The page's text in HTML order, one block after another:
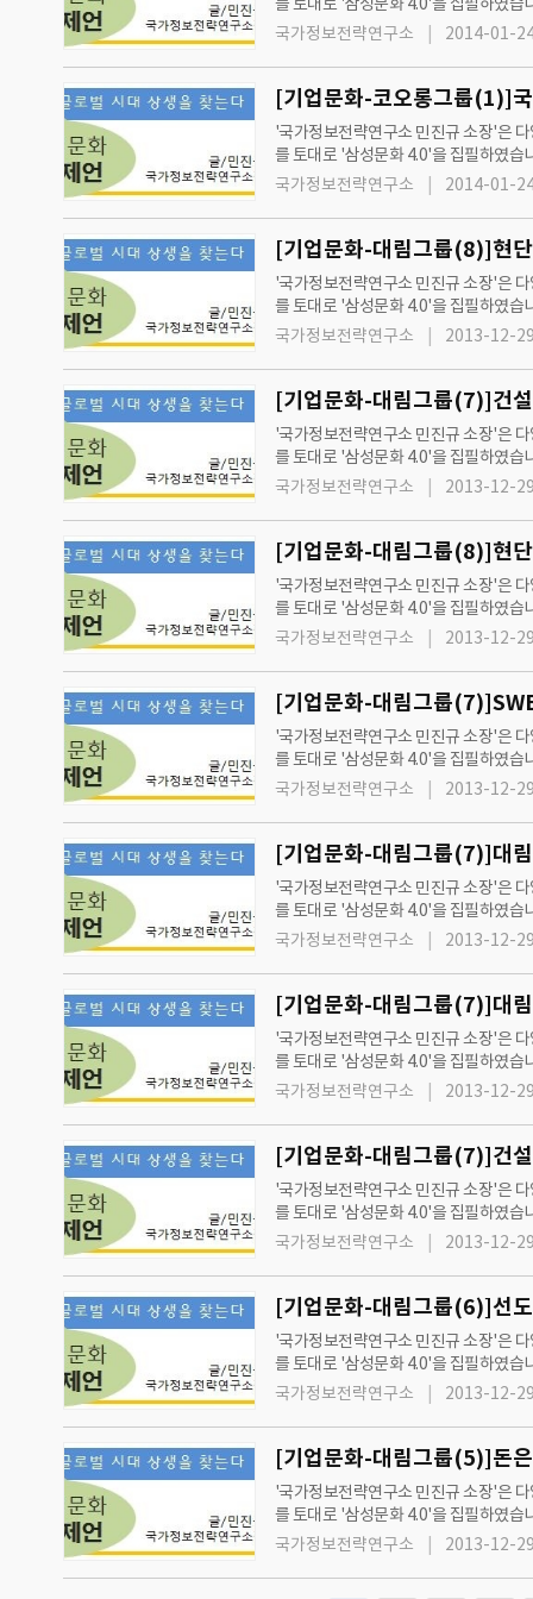
단과 제언'을 통해 지속성장과 발전을
국가정보전략연구소 2014-01-
[기업문화-코오롱그룹(1)]
'국가정보전략연구소 민진규 소장'은
를 토대로 '삼성문화 4.0'을 집필하였습니다. 또한, '국가정보전략연구소'와 '그린경제'는 2012년 7월 11일 수요일자 신문부
단과 제언'을 통해 지속성장과 발전을
국가정보전략연구소 2014-01-
[기업문화-대림그룹(8)]현
'국가정보전략연구소 민진규 소장'은
를 토대로 '삼성문화 4.0'을 집필하였습니다. 또한, '국가정보전략연구소'와 '그린경제'는 2012년 7월 11일 수요일자 신문부
단과 제언'을 통해 지속성장과 발전을
국가정보전략연구소 2013-12-
[기업문화-대림그룹(7)]건
'국가정보전략연구소 민진규 소장'은
를 토대로 '삼성문화 4.0'을 집필하였습니다. 또한, '국가정보전략연구소'와 '그린경제'는 2012년 7월 11일 수요일자 신문부
단과 제언'을 통해 지속성장과 발전을
국가정보전략연구소 2013-12-
[기업문화-대림그룹(8)]현
'국가정보전략연구소 민진규 소장'은
를 토대로 '삼성문화 4.0'을 집필하였
과 제언'을 통해 지속성장과 발전을 제
국가정보전략연구소 2013-12-
[기업문화-대림그룹
'국가정보전략연구소 민진규 소장'은
를 토대로 '삼성문화 4.0'을 집필하였
과 제언'을 통해 지속성장과 발전을 제
국가정보전략연구소 2013-12-
[기업문화-대림그룹(7)]대
'국가정보전략연구소 민진규 소장'은
를 토대로 '삼성문화 4.0'을 집필하였
과 제언'을 통해 지속성장과 발전을 제
국가정보전략연구소 2013-12-
[기업문화-대림그룹(7)]대
'국가정보전략연구소 민진규 소장'은
를 토대로 '삼성문화 4.0'을 집필하였
과 제언'을 통해 지속성장과 발전을 제
국가정보전략연구소 2013-12-
[기업문화-대림그룹(7)]건
'국가정보전략연구소 민진규 소장'은
를 토대로 '삼성문화 4.0'을 집필하였
과 제언'을 통해 지속성장과 발전을 제
국가정보전략연구소 2013-12-
'국가정보전략연구소 민진규 소장'은
를 토대로 '삼성문화 4.0'을 집필하였습니다. 또한, '국가정보전략연구소'와 '그린경제'는 2012년 7월 11일 수요일자 신문부
단과 제언'을 통해 지속성장과 발전을
국가정보전략연구소 2013-12-
[기업문화-대림그룹(5)]돈
'국가정보전략연구소 민진규 소장'은
를 토대로 '삼성문화 4.0'을 집필하였습니다. 또한, '국가정보전략연구소'와 '그린경제'는 2012년 7월 11일 수요일자 신문부
단과 제언'을 통해 지속성장과 발전을
국가정보전략연구소 2013-12-